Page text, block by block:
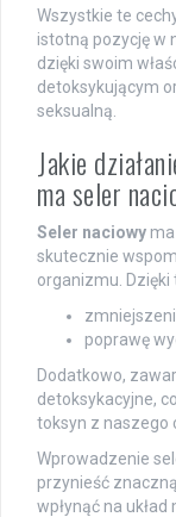
Wszystkie te
istotną pozycję w
dzięki swoim
detoksykującym
seksualną.
Jakie
ma seler
Seler naciowy
skutecznie
organizmu.
poprawę
Dodatkowo,
detoksykacyjne,
toksyn z naszego
Wprowadzenie
przynieść
wpłynąć na